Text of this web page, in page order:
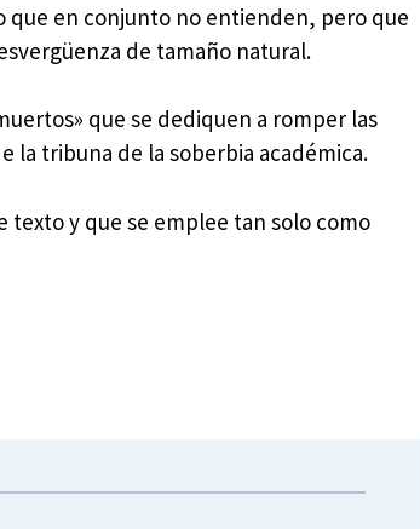
que en conjunto no entienden, pero que
de tamaño natural.
que se dediquen a romper las
la tribuna de la soberbia académica.
texto y que se emplee tan solo como